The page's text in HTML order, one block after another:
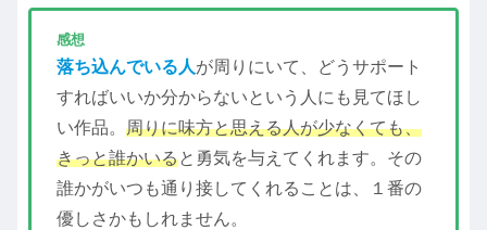
感想
落ち込んでいる人が周りにいて、どうサポート
すればいいか分からないという人にも見てほし
い作品。 周りに味方と思える人が少なくても、
きっと誰かいると勇気を与えてくれます。その
誰かがいつも通り接してくれることは、１番の
優しさかもしれません。